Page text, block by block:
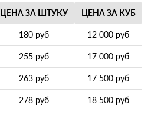
ЦЕНА ЗА ШТУКУ ЦЕНА ЗА КУБ
180 руб 12 000 руб
255 руб 17 000 руб
263 руб 17 500 руб
278 руб 18 500 руб